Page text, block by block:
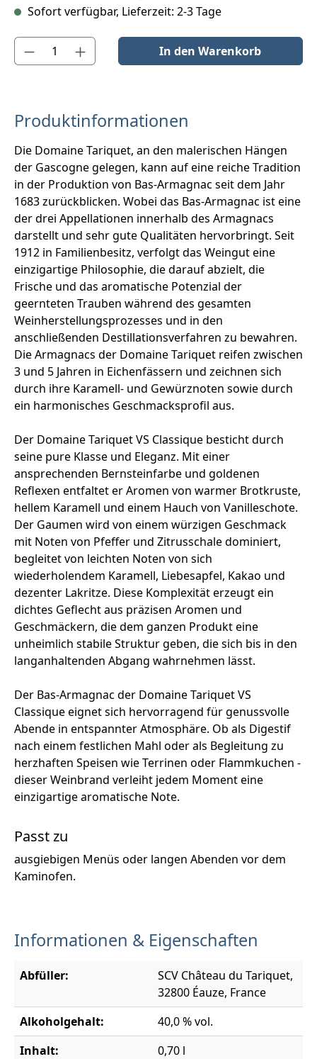
Sofort verfügbar, Lieferzeit: 2-3 Tage
Produkt Anzahl: Gib den gewünschten Wert ein oder benutze
In den Warenkorb
Produktinformationen
Die Domaine Tariquet, an den malerischen Hängen
der Gascogne gelegen, kann auf eine reiche Tradition
in der Produktion von Bas-Armagnac seit dem Jahr
1683 zurückblicken. Wobei das Bas-Armagnac ist eine
der drei Appellationen innerhalb des Armagnacs
darstellt und sehr gute Qualitäten hervorbringt. Seit
1912 in Familienbesitz, verfolgt das Weingut eine
einzigartige Philosophie, die darauf abzielt, die
Frische und das aromatische Potenzial der
geernteten Trauben während des gesamten
Weinherstellungsprozesses und in den
anschließenden Destillationsverfahren zu bewahren.
Die Armagnacs der Domaine Tariquet reifen zwischen
3 und 5 Jahren in Eichenfässern und zeichnen sich
durch ihre Karamell- und Gewürznoten sowie durch
ein harmonisches Geschmacksprofil aus.
Der Domaine Tariquet VS Classique besticht durch
seine pure Klasse und Eleganz. Mit einer
ansprechenden Bernsteinfarbe und goldenen
Reflexen entfaltet er Aromen von warmer Brotkruste,
hellem Karamell und einem Hauch von Vanilleschote.
Der Gaumen wird von einem würzigen Geschmack
mit Noten von Pfeffer und Zitrusschale dominiert,
begleitet von leichten Noten von sich
wiederholendem Karamell, Liebesapfel, Kakao und
dezenter Lakritze. Diese Komplexität erzeugt ein
dichtes Geflecht aus präzisen Aromen und
Geschmäckern, die dem ganzen Produkt eine
unheimlich stabile Struktur geben, die sich bis in den
langanhaltenden Abgang wahrnehmen lässt.
Der Bas-Armagnac der Domaine Tariquet VS
Classique eignet sich hervorragend für genussvolle
Abende in entspannter Atmosphäre. Ob als Digestif
nach einem festlichen Mahl oder als Begleitung zu
herzhaften Speisen wie Terrinen oder Flammkuchen -
dieser Weinbrand verleiht jedem Moment eine
einzigartige aromatische Note.
Passt zu
ausgiebigen Menüs oder langen Abenden vor dem
Kaminofen.
Informationen & Eigenschaften
Abfüller:
SCV Château du Tariquet,
32800 Éauze, France
Alkoholgehalt:
40,0 % vol.
Inhalt:
0,70 l